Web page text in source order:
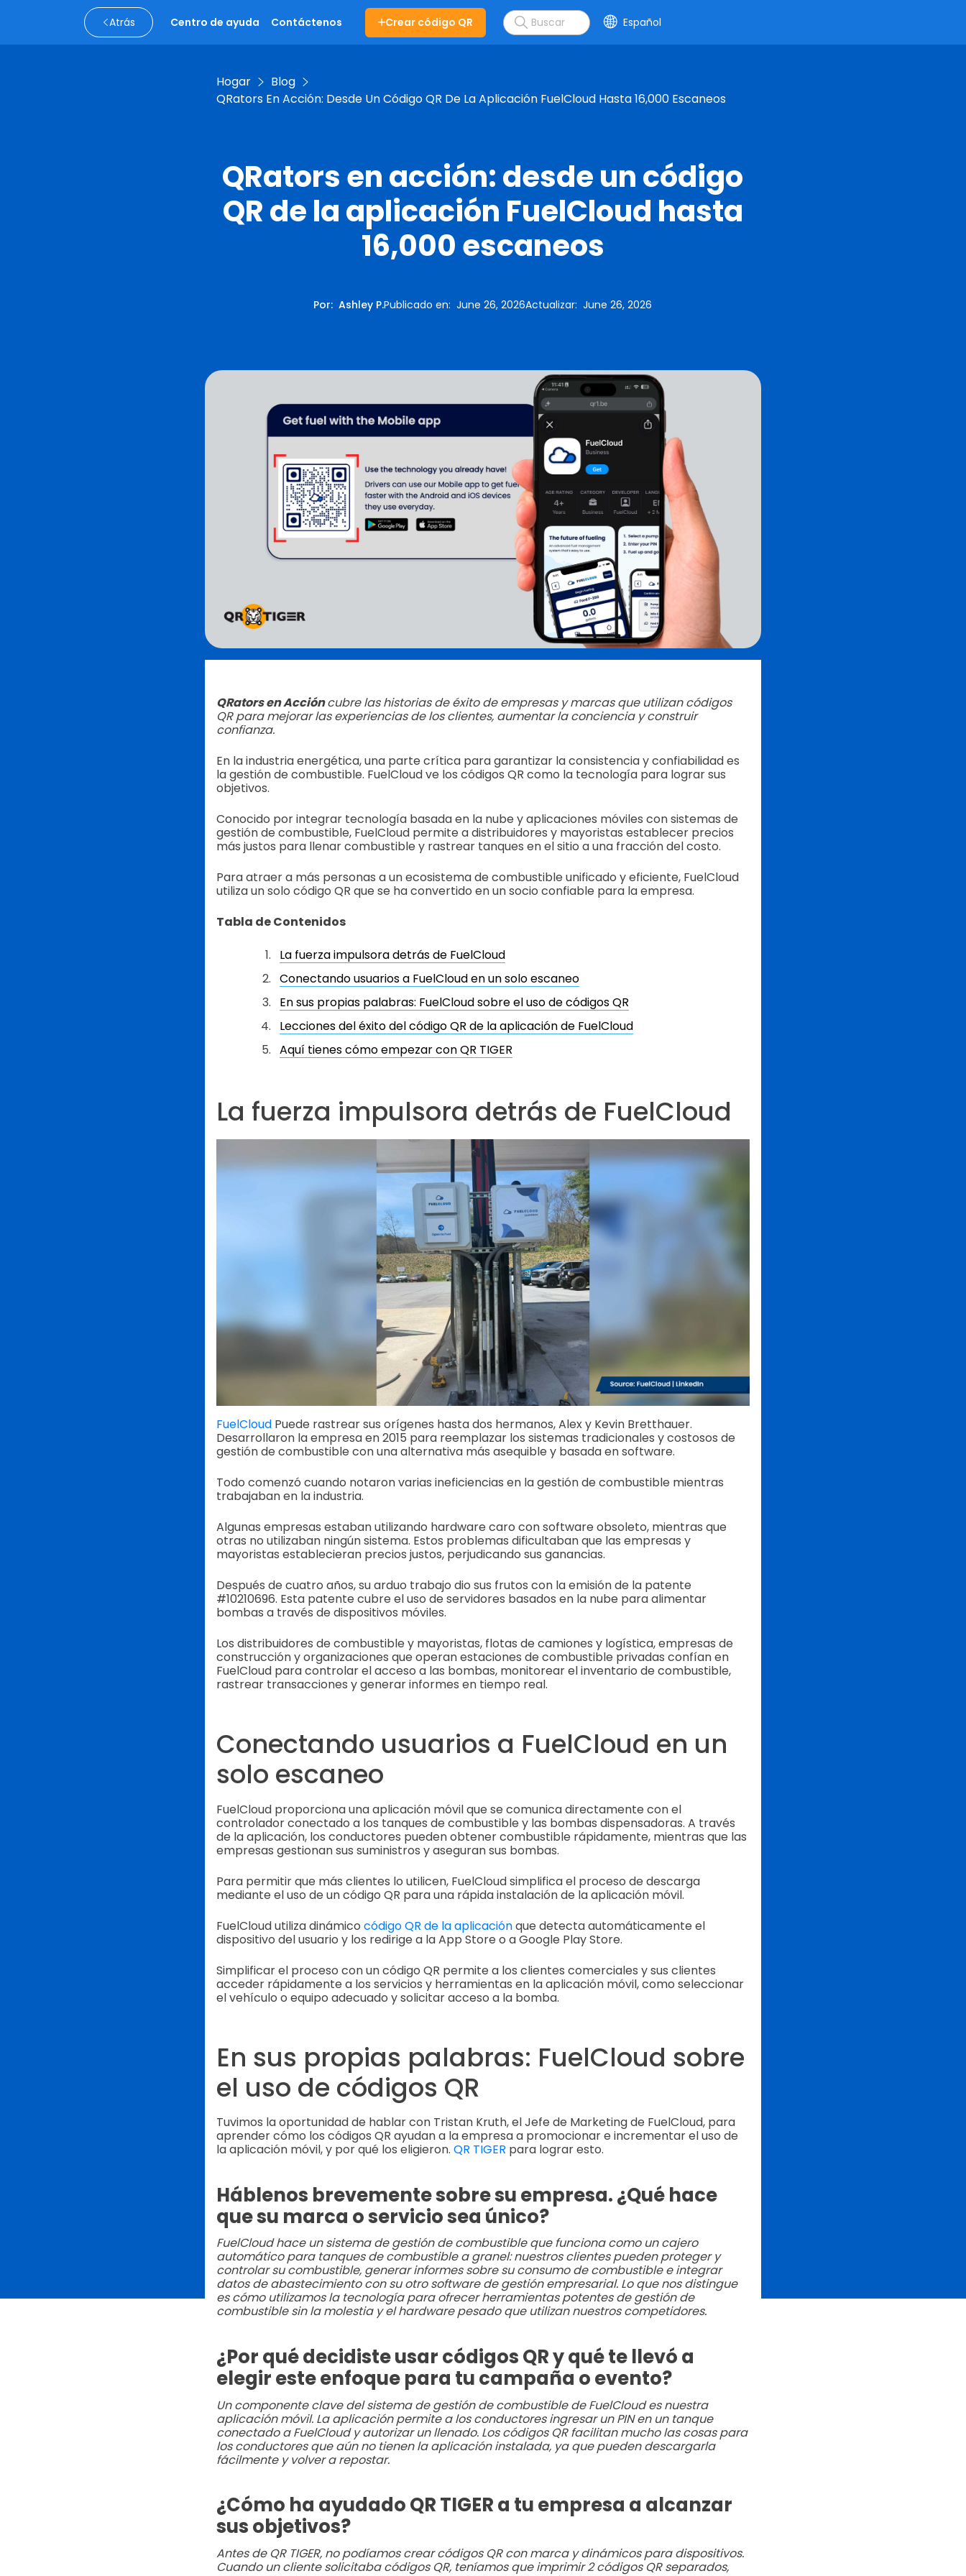
Atrás Centro de ayuda Contáctenos Crear código QR Español
Hogar
Blog
QRators En Acción: Desde Un Código QR De La Aplicación FuelCloud Hasta 16,000 Escaneos
QRators en acción: desde un código
QR de la aplicación FuelCloud hasta
16,000 escaneos
Por:Ashley P.Publicado en:June 26, 2026Actualizar:June 26, 2026
QRators en Accióncubre las historias de éxito de empresas y marcas que utilizan códigos
QR para mejorar las experiencias de los clientes, aumentar la conciencia y construir
confianza.
En la industria energética, una parte crítica para garantizar la consistencia y confiabilidad es
la gestión de combustible. FuelCloud ve los códigos QR como la tecnología para lograr sus
objetivos.
Conocido por integrar tecnología basada en la nube y aplicaciones móviles con sistemas de
gestión de combustible, FuelCloud permite a distribuidores y mayoristas establecer precios
más justos para llenar combustible y rastrear tanques en el sitio a una fracción del costo.
Para atraer a más personas a un ecosistema de combustible unificado y eficiente, FuelCloud
utiliza un solo código QR que se ha convertido en un socio confiable para la empresa.
Tabla de Contenidos
La fuerza impulsora detrás de FuelCloud
Conectando usuarios a FuelCloud en un solo escaneo
En sus propias palabras: FuelCloud sobre el uso de códigos QR
Lecciones del éxito del código QR de la aplicación de FuelCloud
Aquí tienes cómo empezar con QR TIGER
La fuerza impulsora detrás de FuelCloud
FuelCloudPuede rastrear sus orígenes hasta dos hermanos, Alex y Kevin Bretthauer.
Desarrollaron la empresa en 2015 para reemplazar los sistemas tradicionales y costosos de
gestión de combustible con una alternativa más asequible y basada en software.
Todo comenzó cuando notaron varias ineficiencias en la gestión de combustible mientras
trabajaban en la industria.
Algunas empresas estaban utilizando hardware caro con software obsoleto, mientras que
otras no utilizaban ningún sistema. Estos problemas dificultaban que las empresas y
mayoristas establecieran precios justos, perjudicando sus ganancias.
Después de cuatro años, su arduo trabajo dio sus frutos con la emisión de la patente
#10210696. Esta patente cubre el uso de servidores basados en la nube para alimentar
bombas a través de dispositivos móviles.
Los distribuidores de combustible y mayoristas, flotas de camiones y logística, empresas de
construcción y organizaciones que operan estaciones de combustible privadas confían en
FuelCloud para controlar el acceso a las bombas, monitorear el inventario de combustible,
rastrear transacciones y generar informes en tiempo real.
Conectando usuarios a FuelCloud en un
solo escaneo
FuelCloud proporciona una aplicación móvil que se comunica directamente con el
controlador conectado a los tanques de combustible y las bombas dispensadoras. A través
de la aplicación, los conductores pueden obtener combustible rápidamente, mientras que las
empresas gestionan sus suministros y aseguran sus bombas.
Para permitir que más clientes lo utilicen, FuelCloud simplifica el proceso de descarga
mediante el uso de un código QR para una rápida instalación de la aplicación móvil.
FuelCloud utiliza dinámico código QR de la aplicaciónque detecta automáticamente el
dispositivo del usuario y los redirige a la App Store o a Google Play Store.
Simplificar el proceso con un código QR permite a los clientes comerciales y sus clientes
acceder rápidamente a los servicios y herramientas en la aplicación móvil, como seleccionar
el vehículo o equipo adecuado y solicitar acceso a la bomba.
En sus propias palabras: FuelCloud sobre
el uso de códigos QR
Tuvimos la oportunidad de hablar con Tristan Kruth, el Jefe de Marketing de FuelCloud, para
aprender cómo los códigos QR ayudan a la empresa a promocionar e incrementar el uso de
la aplicación móvil, y por qué los eligieron. QR TIGER para lograr esto.
Háblenos brevemente sobre su empresa. ¿Qué hace
que su marca o servicio sea único?
FuelCloud hace un sistema de gestión de combustible que funciona como un cajero
automático para tanques de combustible a granel: nuestros clientes pueden proteger y
controlar su combustible, generar informes sobre su consumo de combustible e integrar
datos de abastecimiento con su otro software de gestión empresarial. Lo que nos distingue
es cómo utilizamos la tecnología para ofrecer herramientas potentes de gestión de
combustible sin la molestia y el hardware pesado que utilizan nuestros competidores.
¿Por qué decidiste usar códigos QR y qué te llevó a
elegir este enfoque para tu campaña o evento?
Un componente clave del sistema de gestión de combustible de FuelCloud es nuestra
aplicación móvil. La aplicación permite a los conductores ingresar un PIN en un tanque
conectado a FuelCloud y autorizar un llenado. Los códigos QR facilitan mucho las cosas para
los conductores que aún no tienen la aplicación instalada, ya que pueden descargarla
fácilmente y volver a repostar.
¿Cómo ha ayudado QR TIGER a tu empresa a alcanzar
sus objetivos?
Antes de QR TIGER, no podíamos crear códigos QR con marca y dinámicos para dispositivos.
Cuando un cliente solicitaba códigos QR, teníamos que imprimir 2 códigos QR separados,